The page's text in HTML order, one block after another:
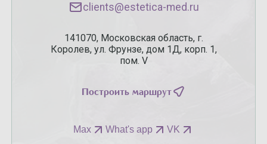
141070, Московская область, г.
Королев, ул. Фрунзе, дом 1Д, корп. 1,
пом. V
Построить маршрут
clients@estetica-med.ru
Max What's app VK